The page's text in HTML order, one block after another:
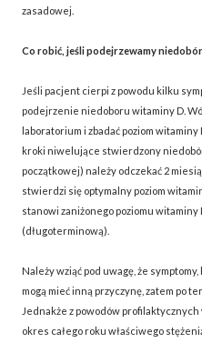
zasadowej.
Co robić, jeśli podejrzewamy
Jeśli pacjent cierpi z powodu kilku
podejrzenie niedoboru witaminy D.
laboratorium i zbadać poziom witaminy
kroki niwelujące stwierdzony
początkowej) należy odczekać 2
stwierdzi się optymalny poziom
stanowi zaniżonego poziomu
(długoterminową).
Należy wziąć pod uwagę, że
mogą mieć inną przyczynę, zatem po
Jednakże z powodów
okres całego roku właściwego